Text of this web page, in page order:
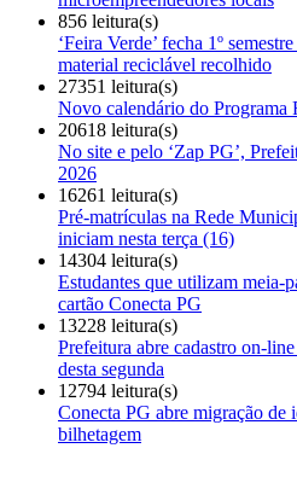
856 leitura(s)
‘Feira Verde’ fecha 1º
material reciclável recolhido
27351 leitura(s)
Novo calendário do Programa
20618 leitura(s)
No site e pelo ‘Zap PG’,
2026
16261 leitura(s)
Pré-matrículas na Rede
iniciam nesta terça (16)
14304 leitura(s)
Estudantes que utilizam meia-
cartão Conecta PG
13228 leitura(s)
Prefeitura abre cadastro on-
desta segunda
12794 leitura(s)
Conecta PG abre migração de
bilhetagem